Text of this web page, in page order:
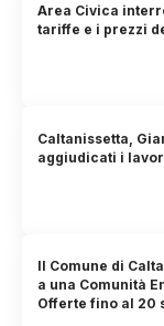
Area Civica
tariffe e i prezzi
Caltanissetta,
aggiudicati i
Il Comune di
a una Comunità
Offerte fino al 20